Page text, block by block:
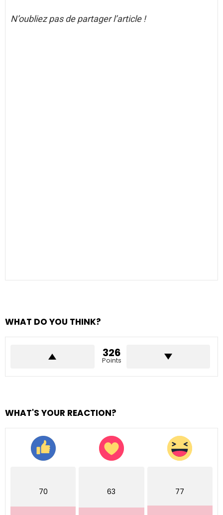
N’oubliez pas de partager l’article !
WHAT DO YOU THINK?
326
Points
WHAT'S YOUR REACTION?
70 63 77